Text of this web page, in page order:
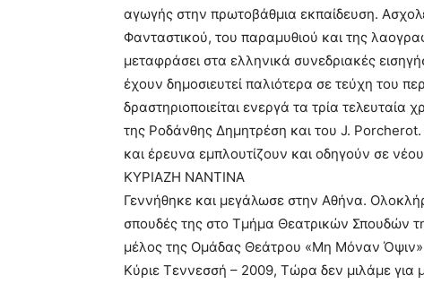
αγωγής στην πρωτοβάθμια εκπαίδευση.
Φανταστικού, του παραμυθιού και της
μεταφράσει στα ελληνικά συνεδριακές
έχουν δημοσιευτεί παλιότερα σε τεύχη του
δραστηριοποιείται ενεργά τα τρία
της Ροδάνθης Δημητρέση και του J.
και έρευνα εμπλουτίζουν και οδηγούν σε
ΚΥΡΙΑΖΗ ΝΑΝΤΙΝΑ
Γεννήθηκε και μεγάλωσε στην Αθήνα.
σπουδές της στο Τμήμα Θεατρικών Σπουδών
μέλος της Ομάδας Θεάτρου «Μη Μόναν Όψιν»
Κύριε Τεννεσσή – 2009, Τώρα δεν μιλάμε για